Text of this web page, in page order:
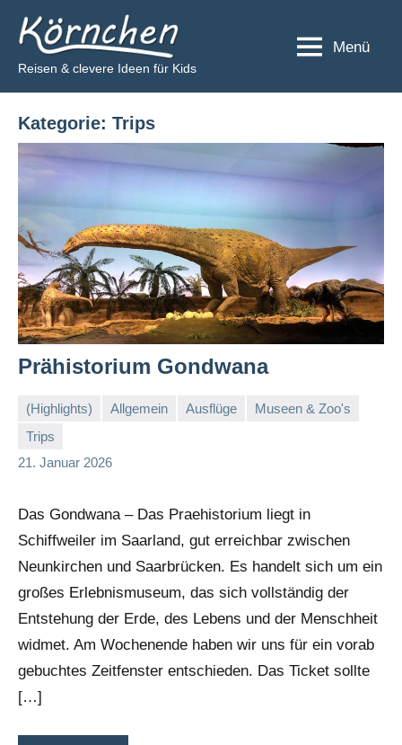
Inhalt
springen
Körnchen
Reisen & clevere Ideen für Kids
Menü
Kategorie: Trips
Prähistorium Gondwana
(Highlights) Allgemein Ausflüge
Museen & Zoo's
Trips
21. Januar 2026
Stephi
Das Gondwana – Das Praehistorium liegt in
Schiffweiler im Saarland, gut erreichbar zwischen
Neunkirchen und Saarbrücken. Es handelt sich um ein
großes Erlebnismuseum, das sich vollständig der
Entstehung der Erde, des Lebens und der Menschheit
widmet. Am Wochenende haben wir uns für ein vorab
gebuchtes Zeitfenster entschieden. Das Ticket sollte
[…]